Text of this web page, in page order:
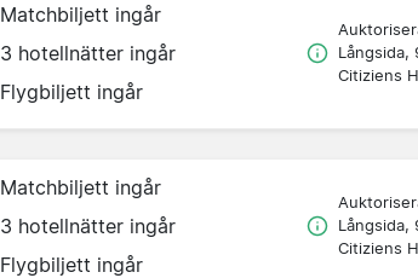
Matchbiljett ingår
3 hotellnätter ingår
Flygbiljett ingår
Långsida,
Citiziens
Matchbiljett ingår
3 hotellnätter ingår
Flygbiljett ingår
Långsida,
Citiziens